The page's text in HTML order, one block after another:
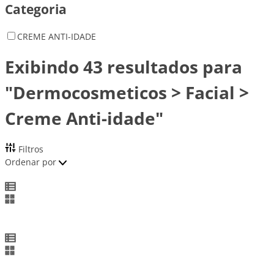
Categoria
CREME ANTI-IDADE
Exibindo 43 resultados para
"Dermocosmeticos > Facial >
Creme Anti-idade"
Filtros
Ordenar por